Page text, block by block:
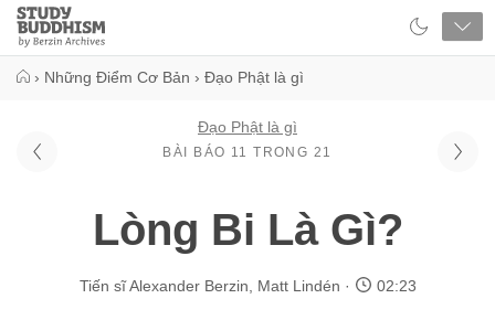
Close
Study
Buddhism
› Những Điểm Cơ Bản › Đạo Phật là gì
Đạo Phật là gì
BÀI BÁO 11 TRONG 21
Lòng Bi Là Gì?
Tiến sĩ Alexander Berzin Matt Lindén 02:23